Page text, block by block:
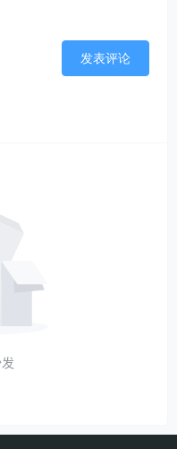
向施工单位提供工
推行分包单位农民
发表评论